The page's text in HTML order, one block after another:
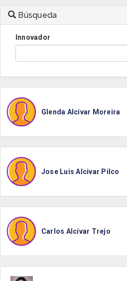
Búsqueda
Innovador
Glenda Alcívar Moreira
Jose Luis Alcivar Pilco
Carlos Alcívar Trejo